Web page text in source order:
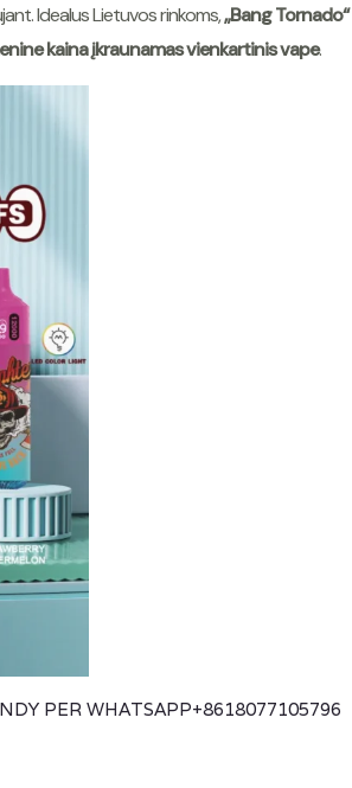
Idealus Lietuvos rinkoms,„Bang Tornado“
kainaįkraunamas vienkartinis vape.
PER WHATSAPP+8618077105796